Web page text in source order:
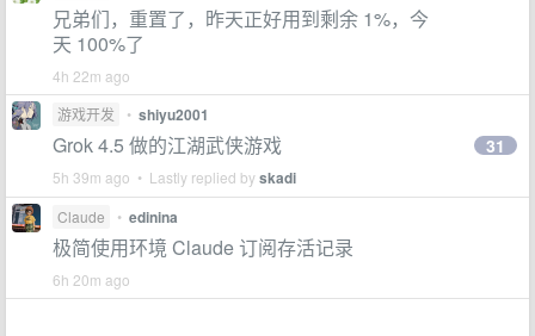
兄弟们，重置了，昨天正好用到剩余 1%，今
天 100%了
4h 22m ago
游戏开发
• shiyu2001
Grok 4.5 做的江湖武侠游戏
5h 39m ago • Lastly replied byskadi
31
Claude • edinina
极简使用环境 Claude 订阅存活记录
6h 20m ago